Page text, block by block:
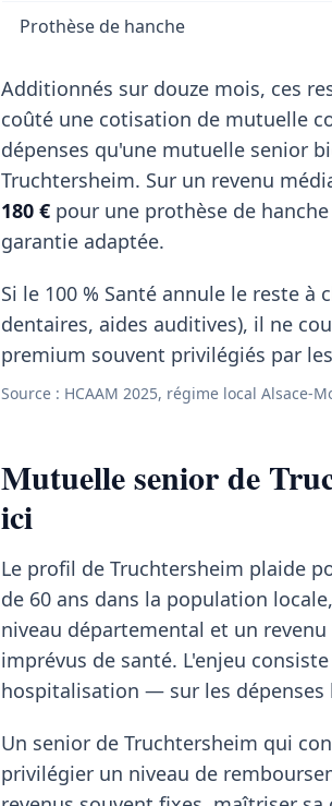
Prothèse de hanche
Additionnés sur douze mois, ces
coûté une cotisation de mutuelle
dépenses qu'une mutuelle senior
Truchtersheim. Sur un revenu
180 € pour une prothèse de
garantie adaptée.
Si le 100 % Santé annule le reste
dentaires, aides auditives), il ne
premium souvent privilégiés par
Source : HCAAM 2025, régime local Alsace-
Mutuelle senior de
ici
Le profil de Truchtersheim plaide
de 60 ans dans la population
niveau départemental et un
imprévus de santé. L'enjeu
hospitalisation — sur les dépenses
Un senior de Truchtersheim qui
privilégier un niveau de